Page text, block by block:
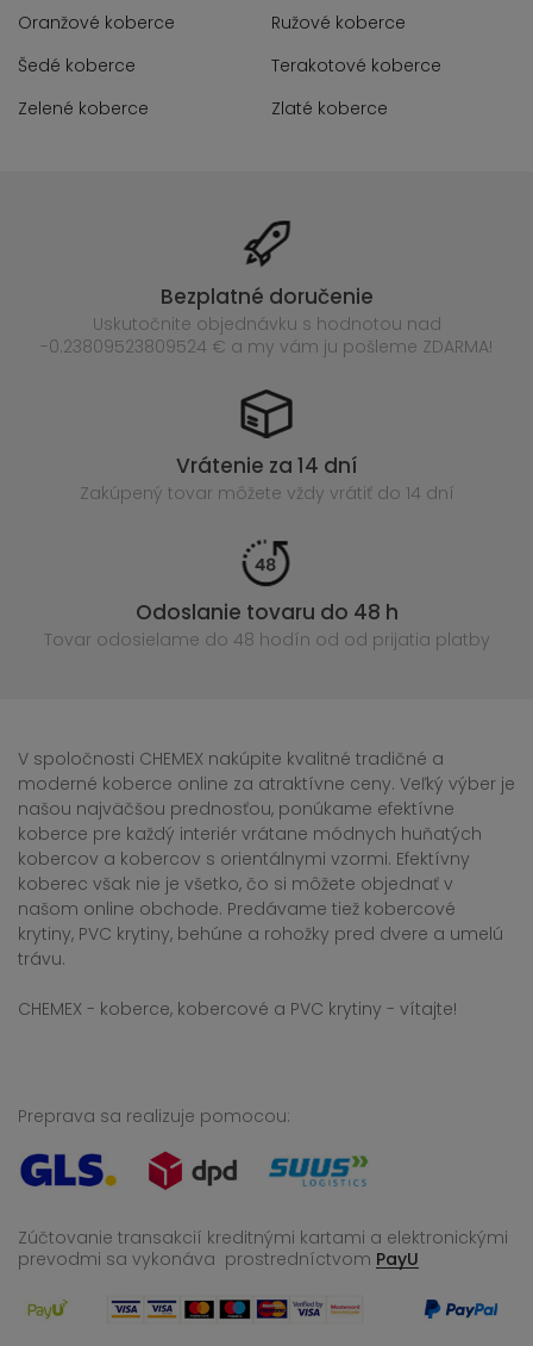
Oranžové koberce
Ružové koberce
Šedé koberce
Terakotové koberce
Zelené koberce
Zlaté koberce
Bezplatné doručenie
Uskutočnite objednávku s hodnotou nad
-0.23809523809524 € a my vám ju pošleme ZDARMA!
Vrátenie za 14 dní
Zakúpený tovar môžete vždy vrátiť do 14 dní
Odoslanie tovaru do 48 h
Tovar odosielame do 48 hodín od od prijatia platby
V spoločnosti CHEMEX nakúpite kvalitné tradičné a
moderné koberce online za atraktívne ceny. Veľký výber je
našou najväčšou prednosťou, ponúkame efektívne
koberce pre každý interiér vrátane módnych huňatých
kobercov a kobercov s orientálnymi vzormi. Efektívny
koberec však nie je všetko, čo si môžete objednať v
našom online obchode. Predávame tiež kobercové
krytiny, PVC krytiny, behúne a rohožky pred dvere a umelú
trávu.
CHEMEX - koberce, kobercové a PVC krytiny - vítajte!
Preprava sa realizuje pomocou:
Zúčtovanie transakcií kreditnými kartami a elektronickými
prevodmi sa vykonáva prostredníctvom PayU